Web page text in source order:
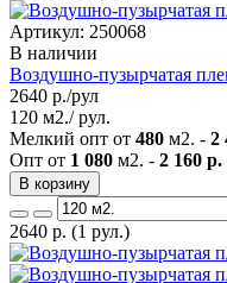
Артикул: 250068
В наличии
Воздушно-пузырчатая
2640 р./рул
120 м2./ рул.
Мелкий опт от 480 м2. - 2
Опт от 1 080 м2. - 2 160 р.
В корзину
2640 р. (1 рул.)